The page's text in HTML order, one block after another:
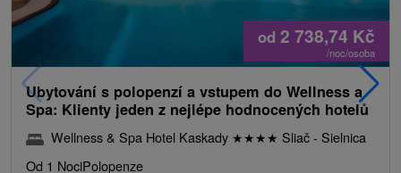
od 2 738,74 Kč
/noc/osoba
Ubytování s polopenzí a vstupem do Wellness a
Spa: Klienty jeden z nejlépe hodnocených hotelů
Wellness & Spa Hotel Kaskady ★★★★ Sliač - Sielnica
Od 1 NociPolopenze